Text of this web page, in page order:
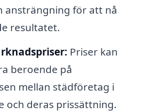
ansträngning för att nå
resultatet.
Priser kan
beroende på
mellan städföretag i
och deras prissättning.